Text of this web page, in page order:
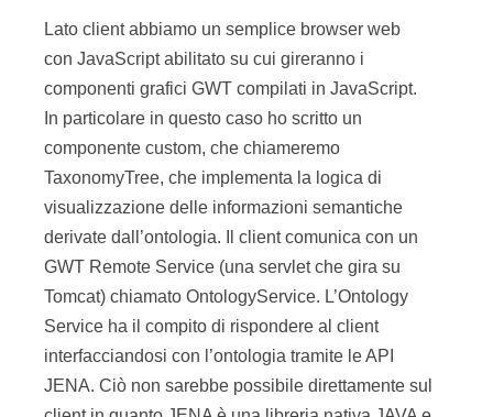
Lato client abbiamo un semplice browser web
con JavaScript abilitato su cui gireranno i
componenti grafici GWT compilati in JavaScript.
In particolare in questo caso ho scritto un
componente custom, che chiameremo
TaxonomyTree, che implementa la logica di
visualizzazione delle informazioni semantiche
derivate dall’ontologia. Il client comunica con un
GWT Remote Service (una servlet che gira su
Tomcat) chiamato OntologyService. L’Ontology
Service ha il compito di rispondere al client
interfacciandosi con l’ontologia tramite le API
JENA. Ciò non sarebbe possibile direttamente sul